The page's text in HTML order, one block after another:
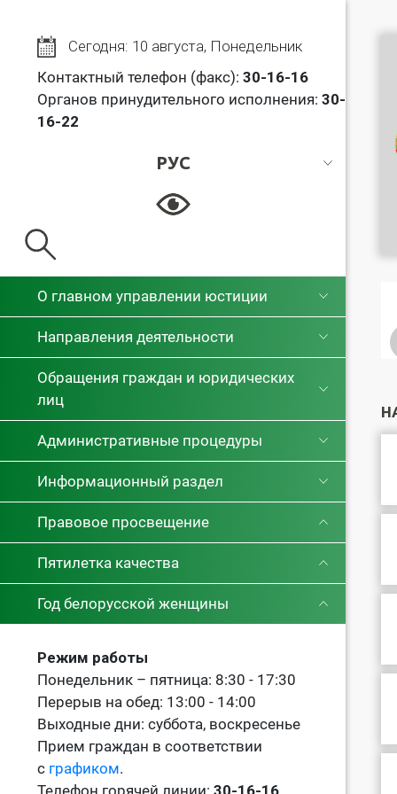
Сегодня: 10 августа, Понедельник
Контактный телефон (факс): 30-16-16
Органов принудительного исполнения: 30-
16-22
РУС
РУС
О главном управлении юстиции
Направления деятельности
Обращения граждан и юридических
лиц
Административные процедуры
Информационный раздел
Правовое просвещение
Пятилетка качества
Год белорусской женщины
Режим работы
Понедельник – пятница: 8:30 - 17:30
Перерыв на обед: 13:00 - 14:00
Выходные дни: суббота, воскресенье
Прием граждан в соответствии
с графиком.
Телефон горячей линии: 30-16-16